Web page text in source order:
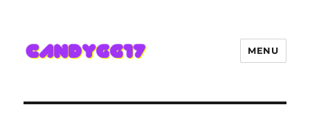
Hadir Semakin Mantap Jackpot
MENU